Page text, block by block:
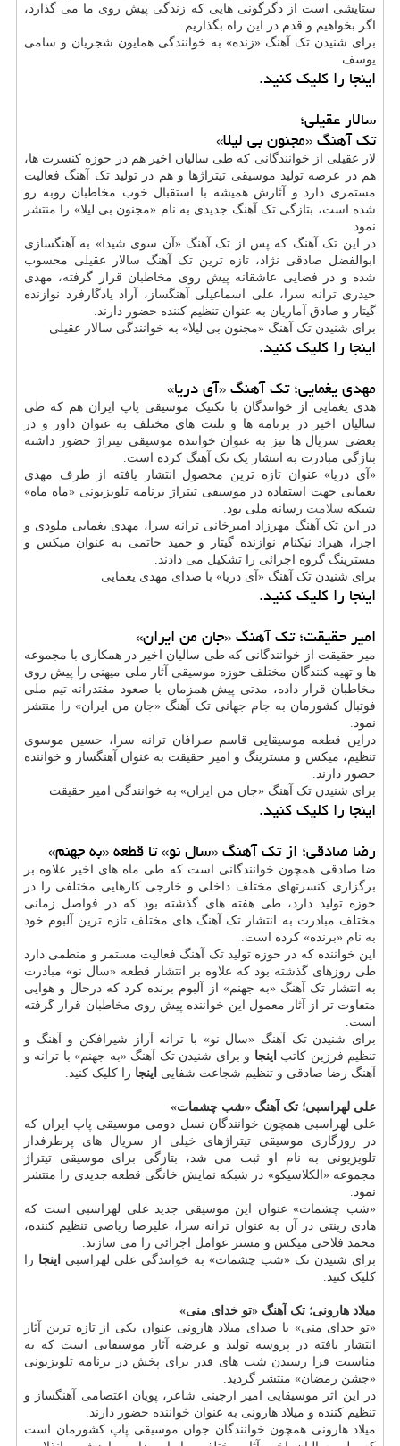
ستایشی است از دگرگونی هایی که زندگی پیش روی ما می گذارد،
اگر بخواهیم و قدم در این راه بگذاریم.
برای شنیدن تک آهنگ «زنده» به خوانندگی همایون شجریان و سامی
یوسف
اینجا را کلیک کنید.
سالار عقیلی؛
تک آهنگ «مجنون بی لیلا»
لار عقیلی از خوانندگانی که طی سالیان اخیر هم در حوزه کنسرت ها،
هم در عرصه تولید موسیقی تیتراژها و هم در تولید تک آهنگ فعالیت
مستمری دارد و آثارش همیشه با استقبال خوب مخاطبان روبه رو
شده است، بتازگی تک آهنگ جدیدی به نام «مجنون بی لیلا» را منتشر
نمود.
در این تک آهنگ که پس از تک آهنگ «آن سوی شیدا» به آهنگسازی
ابوالفضل صادقی نژاد، تازه ترین تک آهنگ سالار عقیلی محسوب
شده و در فضایی عاشقانه پیش روی مخاطبان قرار گرفته، مهدی
حیدری ترانه سرا، علی اسماعیلی آهنگساز، آراد یادگارفرد نوازنده
گیتار و صادق آماریان به عنوان تنظیم کننده حضور دارند.
برای شنیدن تک آهنگ «مجنون بی لیلا» به خوانندگی سالار عقیلی
اینجا را کلیک کنید.
مهدی یغمایی؛ تک آهنگ «آی دریا»
هدی یغمایی از خوانندگان با تکنیک موسیقی پاپ ایران هم که طی
سالیان اخیر در برنامه ها و تلنت های مختلف به عنوان داور و در
بعضی سریال ها نیز به عنوان خواننده موسیقی تیتراژ حضور داشته
بتازگی مبادرت به انتشار یک تک آهنگ کرده است.
«آی دریا» عنوان تازه ترین محصول انتشار یافته از طرف مهدی
یغمایی جهت استفاده در موسیقی تیتراژ برنامه تلویزیونی «ماه ماه»
شبکه سلامت رسانه ملی بود.
در این تک آهنگ مهرزاد امیرخانی ترانه سرا، مهدی یغمایی ملودی و
اجرا، هیراد نیکنام نوازنده گیتار و حمید حاتمی به عنوان میکس و
مسترینگ گروه اجرائی را تشکیل می دادند.
برای شنیدن تک آهنگ «آی دریا» با صدای مهدی یغمایی
اینجا را کلیک کنید.
امیر حقیقت؛ تک آهنگ «جان من ایران»
میر حقیقت از خوانندگانی که طی سالیان اخیر در همکاری با مجموعه
ها و تهیه کنندگان مختلف حوزه موسیقی آثار ملی میهنی را پیش روی
مخاطبان قرار داده، مدتی پیش همزمان با صعود مقتدرانه تیم ملی
فوتبال کشورمان به جام جهانی تک آهنگ «جان من ایران» را منتشر
نمود.
دراین قطعه موسیقایی قاسم صرافان ترانه سرا، حسین موسوی
تنظیم، میکس و مسترینگ و امیر حقیقت به عنوان آهنگساز و خواننده
حضور دارند.
برای شنیدن تک آهنگ «جان من ایران» به خوانندگی امیر حقیقت
اینجا را کلیک کنید.
رضا صادقی؛ از تک آهنگ «سال نو» تا قطعه «به جهنم»
ضا صادقی همچون خوانندگانی است که طی ماه های اخیر علاوه بر
برگزاری کنسرتهای مختلف داخلی و خارجی کارهایی مختلفی را در
حوزه تولید دارد، طی هفته های گذشته بود که در فواصل زمانی
مختلف مبادرت به انتشار تک آهنگ های مختلف تازه ترین آلبوم خود
به نام «برنده» کرده است.
این خواننده که در حوزه تولید تک آهنگ فعالیت مستمر و منظمی دارد
طی روزهای گذشته بود که علاوه بر انتشار قطعه «سال نو» مبادرت
به انتشار تک آهنگ «به جهنم» از آلبوم برنده کرد که درحال و هوایی
متفاوت تر از آثار معمول این خواننده پیش روی مخاطبان قرار گرفته
است.
برای شنیدن تک آهنگ «سال نو» با ترانه آراز شیرافکن و آهنگ و
تنظیم فرزین کاتب اینجا و برای شنیدن تک آهنگ «به جهنم» با ترانه و
آهنگ رضا صادقی و تنظیم شجاعت شفایی اینجا را کلیک کنید.
علی لهراسبی؛ تک آهنگ «شب چشمات»
علی لهراسبی همچون خوانندگان نسل دومی موسیقی پاپ ایران که
در روزگاری موسیقی تیتراژهای خیلی از سریال های پرطرفدار
تلویزیونی به نام او ثبت می شد، بتازگی برای موسیقی تیتراژ
مجموعه «الکلاسیکو» در شبکه نمایش خانگی قطعه جدیدی را منتشر
نمود.
«شب چشمات» عنوان این موسیقی جدید علی لهراسبی است که
هادی زینتی در آن به عنوان ترانه سرا، علیرضا ریاضی تنظیم کننده،
محمد فلاحی میکس و مستر عوامل اجرائی را می سازند.
برای شنیدن تک «شب چشمات» به خوانندگی علی لهراسبی اینجا را
کلیک کنید.
میلاد هارونی؛ تک آهنگ «تو خدای منی»
«تو خدای منی» با صدای میلاد هارونی عنوان یکی از تازه ترین آثار
انتشار یافته در پروسه تولید و عرضه آثار موسیقایی است که به
مناسبت فرا رسیدن شب های قدر برای پخش در برنامه تلویزیونی
«جشن رمضان» منتشر گردید.
در این اثر موسیقایی امیر ارجینی شاعر، پویان اعتصامی آهنگساز و
تنظیم کننده و میلاد هارونی به عنوان خواننده حضور دارند.
میلاد هارونی همچون خوانندگان جوان موسیقی پاپ کشورمان است